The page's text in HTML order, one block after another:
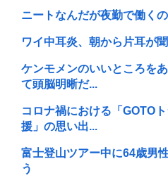
ニートなんだが夜勤で働く
ワイ中耳炎、朝から片耳が
ケンモメンのいいところを
て頭脳明晰だ...
コロナ禍における「GOTO
援」の思い出...
富士登山ツアー中に64歳男
う